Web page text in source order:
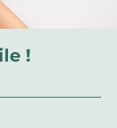
!